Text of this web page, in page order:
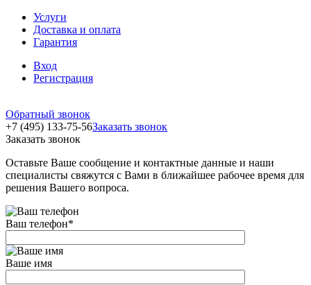
Услуги
Доставка и оплата
Гарантия
Вход
Регистрация
Обратный звонок
+7 (495) 133-75-56Заказать звонок
Заказать звонок
Оставьте Ваше сообщение и контактные данные и наши
специалисты свяжутся с Вами в ближайшее рабочее время для
решения Вашего вопроса.
Ваш телефон*
Ваше имя